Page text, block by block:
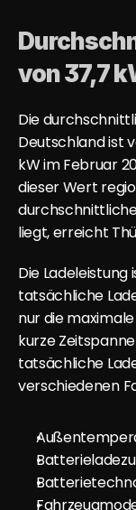
von 37,7
Die
Deutschland ist
kW im Februar
dieser Wert
liegt, erreicht
Die
tatsächliche
nur die
kurze
tatsächliche
verschiedenen